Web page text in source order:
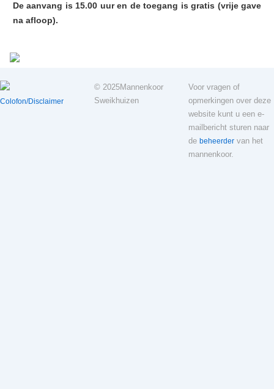
De aanvang is 15.00 uur en de toegang is gratis (vrije gave
na afloop).
Colofon/Disclaimer
© 2025Mannenkoor
Sweikhuizen
Voor vragen of
opmerkingen over deze
website kunt u een e-
mailbericht sturen naar
debeheerder van het
mannenkoor.